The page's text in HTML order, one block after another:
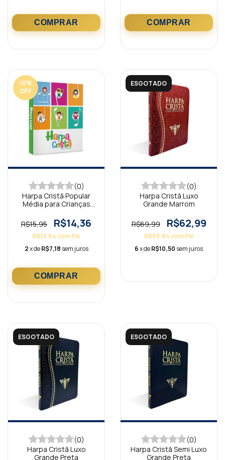
10%
OFF
(0)
Harpa Cristã Popular
Média para Crianças
R$15,95
R$14,36
R$13,64 comPix
2x deR$7,18 sem juros
ESGOTADO
(0)
Harpa Cristã Luxo
Grande Marrom
R$69,99 R$62,99
R$59,84 com Pix
6x deR$10,50 sem juros
ESGOTADO
(0)
Harpa Cristã Luxo
Grande Preta
ESGOTADO
(0)
Harpa Cristã Semi Luxo
Grande Preta